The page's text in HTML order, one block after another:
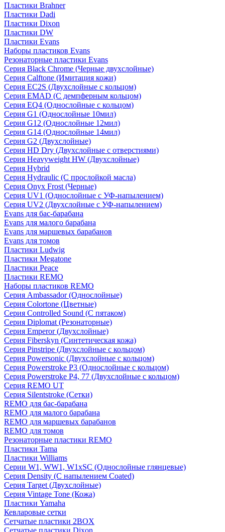
Пластики Brahner
Пластики Dadi
Пластики Dixon
Пластики DW
Пластики Evans
Наборы пластиков Evans
Резонаторные пластики Evans
Серия Black Chrome (Черные двухслойные)
Серия Calftone (Имитация кожи)
Серия EC2S (Двухслойные с кольцом)
Серия EMAD (С демпферным кольцом)
Серия EQ4 (Однослойные с кольцом)
Серия G1 (Однослойные 10мил)
Серия G12 (Однослойные 12мил)
Серия G14 (Однослойные 14мил)
Серия G2 (Двухслойные)
Серия HD Dry (Двухслойные с отверстиями)
Серия Heavyweight HW (Двухслойные)
Серия Hybrid
Серия Hydraulic (С прослойкой масла)
Серия Onyx Frost (Черные)
Серия UV1 (Однослойные с УФ-напылением)
Серия UV2 (Двухслойные с УФ-напылением)
Evans для бас-барабана
Evans для малого барабана
Evans для маршевых барабанов
Evans для томов
Пластики Ludwig
Пластики Megatone
Пластики Peace
Пластики REMO
Наборы пластиков REMO
Серия Ambassador (Однослойные)
Серия Colortone (Цветные)
Серия Controlled Sound (С пятаком)
Серия Diplomat (Резонаторные)
Серия Emperor (Двухслойные)
Серия Fiberskyn (Синтетическая кожа)
Серия Pinstripe (Двухслойные с кольцом)
Серия Powersonic (Двухслойные с кольцом)
Серия Powerstroke P3 (Однослойные с кольцом)
Серия Powerstroke P4, 77 (Двухслойные с кольцом)
Серия REMO UT
Серия Silentstroke (Сетки)
REMO для бас-барабана
REMO для малого барабана
REMO для маршевых барабанов
REMO для томов
Резонаторные пластики REMO
Пластики Tama
Пластики Williams
Серии W1, WW1, W1xSC (Однослойные глянцевые)
Серия Density (C напылением Coated)
Серия Target (Двухслойные)
Серия Vintage Tone (Кожа)
Пластики Yamaha
Кевларовые сетки
Сетчатые пластики 2BOX
Сетчатые пластики Dixon